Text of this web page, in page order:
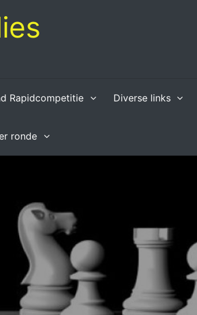
Rapidcompetitie Diverse links
ronde